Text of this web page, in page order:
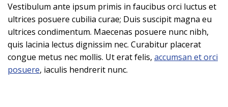
Vestibulum ante ipsum primis in faucibus orci luctus et
ultrices posuere cubilia curae; Duis suscipit magna eu
ultrices condimentum. Maecenas posuere nunc nibh,
quis lacinia lectus dignissim nec. Curabitur placerat
congue metus nec mollis. Ut erat felis, accumsan et orci
posuere, iaculis hendrerit nunc.